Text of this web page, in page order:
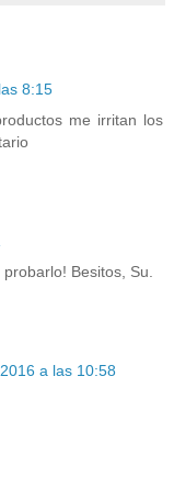
8:15
me irritan los
Besitos, Su.
a las 10:58